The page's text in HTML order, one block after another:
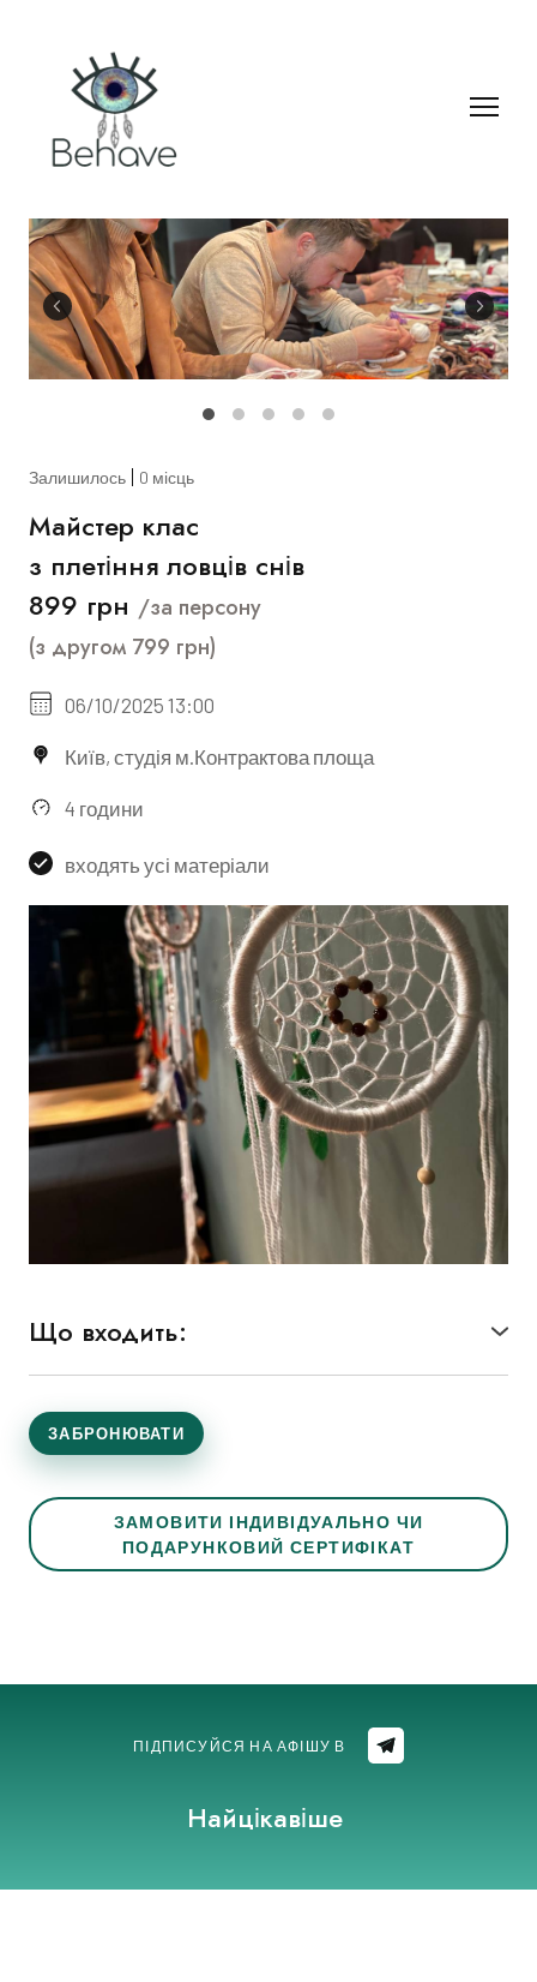
Залишилось 0 місць
Майстер клас
з плетіння ловців снівㅤ
899 грн /за персону
(з другом 799 грн)
06/10/2025 13:00
Київ, студія м.Контрактова площа
4 години
входять усі матеріали
Що входить:
● Матеріали вже входять у вартість.
ЗАБРОНЮВАТИ
ЗАМОВИТИ ІНДИВІДУАЛЬНО ЧИ
ПОДАРУНКОВИЙ СЕРТИФІКАТ
ПІДПИСУЙСЯ НА АФІШУ В
Найцікавіше